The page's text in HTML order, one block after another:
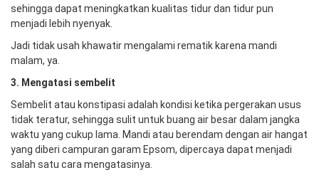
sehingga dapat meningkatkan kualitas tidur dan tidur pun
menjadi lebih nyenyak.
Jadi tidak usah khawatir mengalami rematik karena mandi
malam, ya.
3. Mengatasi sembe lit
Sembelit atau konstipasi adalah kondisi ketika pergerakan usus
tidak teratur, sehingga sulit untuk buang air besar dalam jangka
waktu yang cukup lama. Mandi atau berendam dengan air hangat
yang diberi campuran garam Epsom, dipercaya dapat menjadi
salah satu cara mengatasinya.